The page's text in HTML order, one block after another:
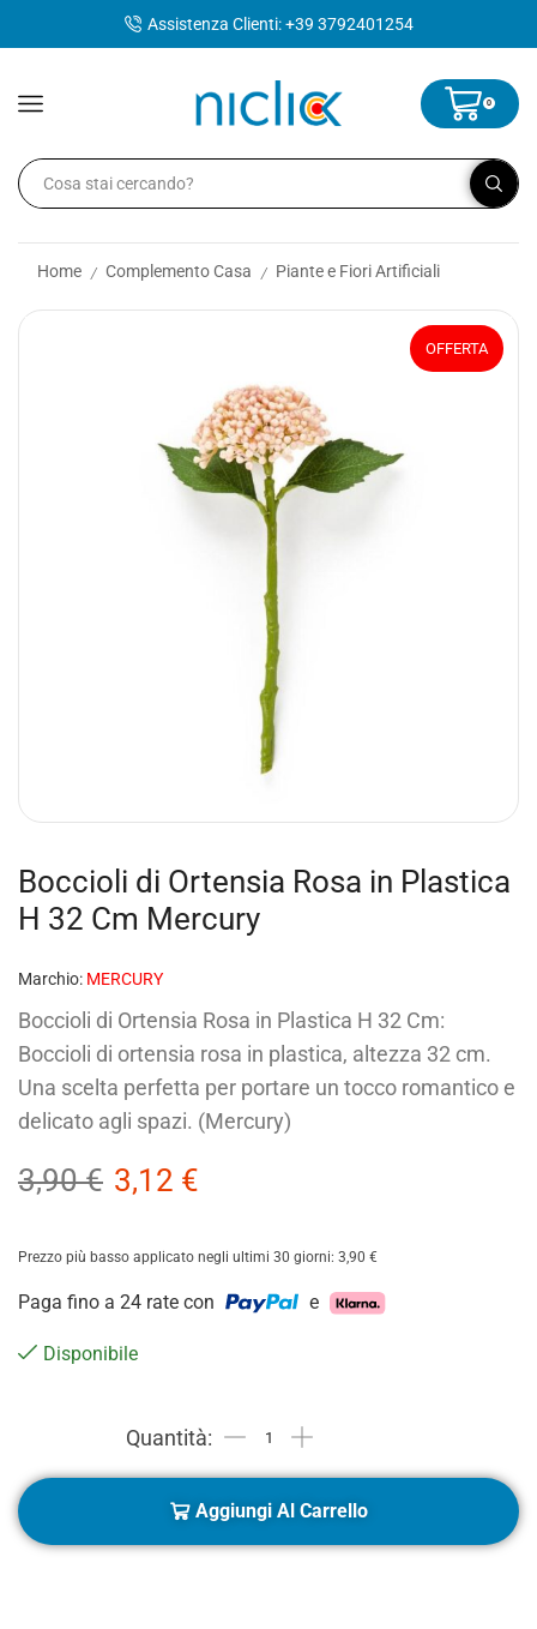
Assistenza Clienti: +39 3792401254
0
Home / Complemento Casa / Piante e Fiori Artificiali
OFFERTA
Boccioli di Ortensia Rosa in Plastica
H 32 Cm Mercury
Marchio: MERCURY
Boccioli di Ortensia Rosa in Plastica H 32 Cm:
Boccioli di ortensia rosa in plastica, altezza 32 cm.
Una scelta perfetta per portare un tocco romantico e
delicato agli spazi. (Mercury)
3,90€ 3,12 €
Prezzo più basso applicato negli ultimi 30 giorni: 3,90 €
Paga fino a 24 rate con e
Disponibile
Aggiungi Al Carrello